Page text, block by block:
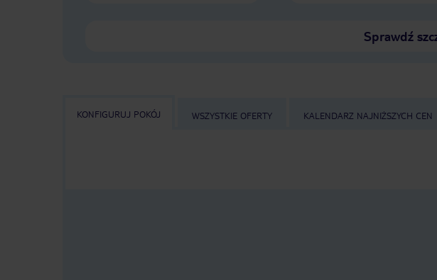
Sprawdź
KONFIGURUJ POKÓJ WSZYSTKIE OFERTY KALENDARZ NAJNIŻSZYCH CEN